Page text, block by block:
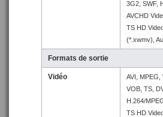
3G2, SWF,
AVCHD
TS HD
(*.xwmv),
Formats de sortie
Vidéo
AVI, MPEG,
VOB, TS,
H.264/
TS HD